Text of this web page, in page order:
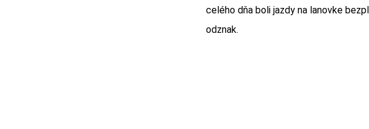
celého dňa boli jazdy na lanovke
odznak.